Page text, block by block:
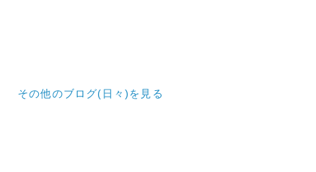
その他のブログ(日々) を見る